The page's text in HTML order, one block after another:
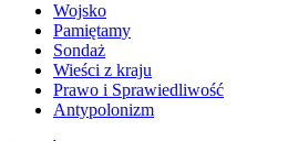
Wojsko
Pamiętamy
Sondaż
Wieści z kraju
Prawo i Sprawiedliwość
Antypolonizm